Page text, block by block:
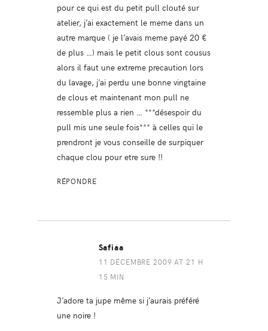
pour ce qui est du petit pull clouté sur
atelier, j’ai exactement le meme dans un
autre marque ( je l’avais meme payé 20 €
de plus …) mais le petit clous sont cousus
alors il faut une extreme precaution lors
du lavage, j’ai perdu une bonne vingtaine
de clous et maintenant mon pull ne
ressemble plus a rien … ***désespoir du
pull mis une seule fois*** à celles qui le
prendront je vous conseille de surpiquer
chaque clou pour etre sure !!
RÉPONDRE
Safiaa
11 DÉCEMBRE 2009 AT 21 H
15 MIN
J’adore ta jupe même si j’aurais préféré
une noire !